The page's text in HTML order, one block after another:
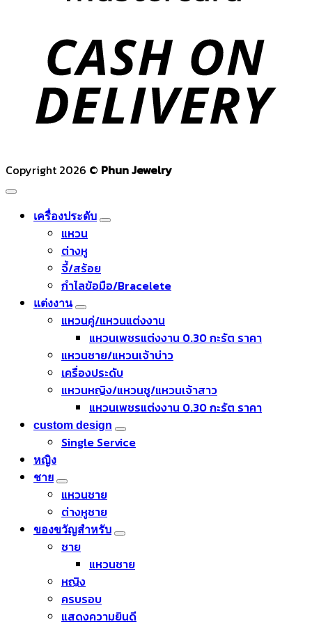
Copyright 2026 © Phun Jewelry
เครื่องประดับ
แหวน
ต่างหู
จี้/สร้อย
กำไลข้อมือ/Bracelete
แต่งงาน
แหวนคู่/แหวนแต่งงาน
แหวนเพชรแต่งงาน 0.30 กะรัต ราคา
แหวนชาย/แหวนเจ้าบ่าว
เครื่องประดับ
แหวนหญิง/แหวนชู/แหวนเจ้าสาว
แหวนเพชรแต่งงาน 0.30 กะรัต ราคา
custom design
Single Service
หญิง
ชาย
แหวนชาย
ต่างหูชาย
ของขวัญสำหรับ
ชาย
แหวนชาย
หญิง
ครบรอบ
แสดงความยินดี